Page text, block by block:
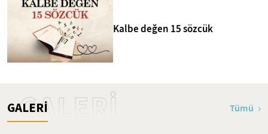
Kalbe değen 15 sözcük
GALERİ
GALERİ Tümü